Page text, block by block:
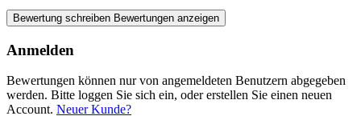
Bewertung schreiben Bewertungen anzeigen
Anmelden
Bewertungen können nur von angemeldeten Benutzern abgegeben
werden. Bitte loggen Sie sich ein, oder erstellen Sie einen neuen
Account. Neuer Kunde?